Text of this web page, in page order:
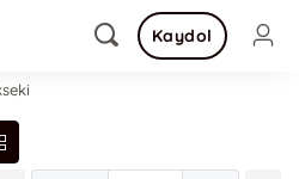
Kaydol